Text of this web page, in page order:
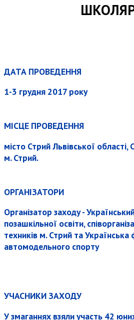
ДАТА ПРОВЕДЕННЯ
1-3 грудня 2017 року
МІСЦЕ ПРОВЕДЕННЯ
місто Стрий Львівської області,
м. Стрий.
ОРГАНІЗАТОРИ
Організатор заходу -
позашкільної освіти,
техників м. Стрий та Українська
автомодельного спорту
УЧАСНИКИ ЗАХОДУ
У змаганнях взяли участь 42